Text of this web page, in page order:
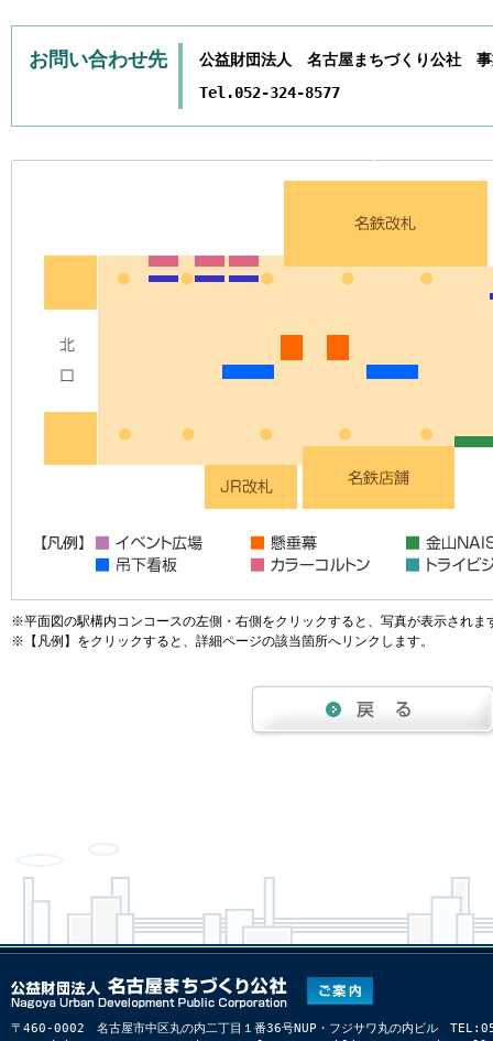
お問い合わせ先
公益財団法人 名古屋まちづくり公社
Tel.052-324-8577
※平面図の駅構内コンコースの左側・右側をクリックすると、写真が表示されま
※【凡例】をクリックすると、詳細ページの該当箇所へリンクします。
〒460-0002 名古屋市中区丸の内二丁目１番36号NUP・フジサワ丸の内ビル